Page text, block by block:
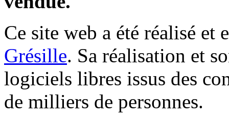
Ce site web a été réalisé et
Grésille. Sa réalisation et
logiciels libres issus des
de milliers de personnes.